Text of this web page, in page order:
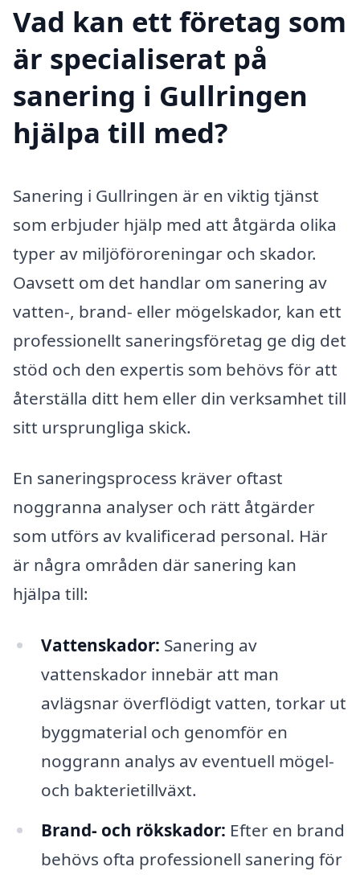
Vad kan ett företag som
är specialiserat på
sanering i Gullringen
hjälpa till med?
Sanering i Gullringen är en viktig tjänst
som erbjuder hjälp med att åtgärda olika
typer av miljöföroreningar och skador.
Oavsett om det handlar om sanering av
vatten-, brand- eller mögelskador, kan ett
professionellt saneringsföretag ge dig det
stöd och den expertis som behövs för att
återställa ditt hem eller din verksamhet till
sitt ursprungliga skick.
En saneringsprocess kräver oftast
noggranna analyser och rätt åtgärder
som utförs av kvalificerad personal. Här
är några områden där sanering kan
hjälpa till:
Vattenskador: Sanering av
vattenskador innebär att man
avlägsnar överflödigt vatten, torkar ut
byggmaterial och genomför en
noggrann analys av eventuell mögel-
och bakterietillväxt.
Brand- och rökskador: Efter en brand
behövs ofta professionell sanering för